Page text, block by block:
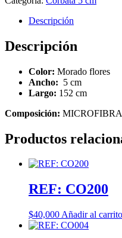
Descripción
Descripción
Color: Morado flores
Ancho: 5 cm
Largo: 152 cm
Composición:
Productos
REF: CO200
$40,000 Añadir al carrito